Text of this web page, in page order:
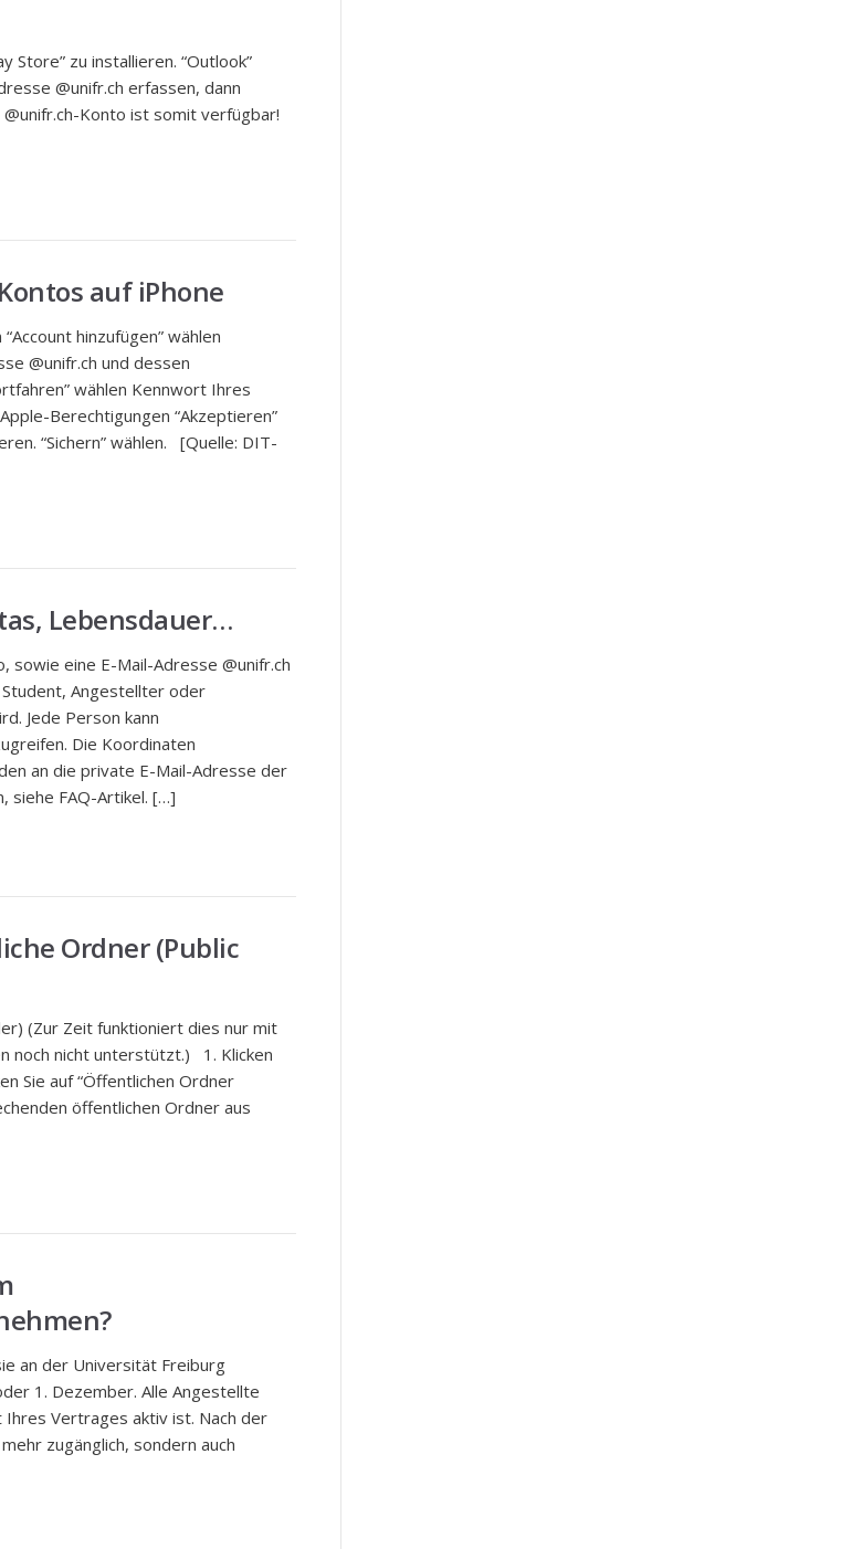
Store” zu installieren. “Outlook”
@unifr.ch erfassen, dann
Konto ist somit verfügbar!
auf iPhone
hinzufügen” wählen
@unifr.ch und dessen
wählen Kennwort Ihres
Berechtigungen “Akzeptieren”
“Sichern” wählen. [Quelle: DIT-
Lebensdauer…
sowie eine E-Mail-Adresse @unifr.ch
Angestellter oder
Jede Person kann
Die Koordinaten
an die private E-Mail-Adresse der
siehe FAQ-Artikel. […]
Ordner (Public
(Zur Zeit funktioniert dies nur mit
noch nicht unterstützt.) 1. Klicken
Sie auf “Öffentlichen Ordner
öffentlichen Ordner aus
an der Universität Freiburg
1. Dezember. Alle Angestellte
Vertrages aktiv ist. Nach der
zugänglich, sondern auch